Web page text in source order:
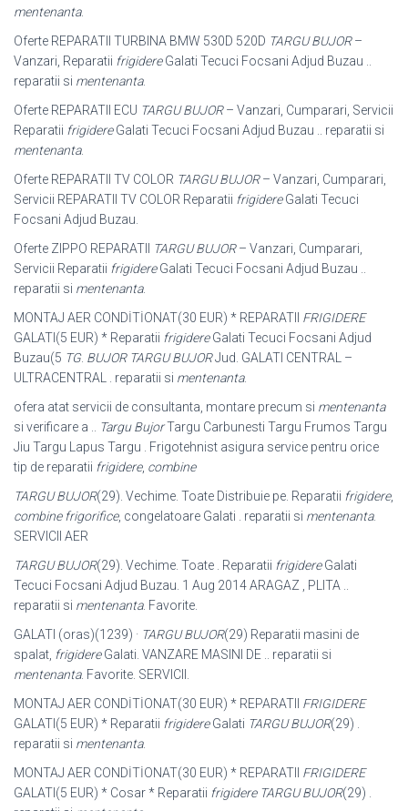
mentenanta.
Oferte REPARATII TURBINA BMW 530D 520D TARGU BUJOR–
Vanzari, Reparatii frigidereGalati Tecuci Focsani Adjud Buzau ..
reparatii si mentenanta.
Oferte REPARATII ECU TARGU BUJOR– Vanzari, Cumparari, Servicii
Reparatii frigidereGalati Tecuci Focsani Adjud Buzau .. reparatii si
mentenanta.
Oferte REPARATII TV COLOR TARGU BUJOR– Vanzari, Cumparari,
Servicii REPARATII TV COLOR Reparatii frigidereGalati Tecuci
Focsani Adjud Buzau.
Oferte ZIPPO REPARATII
TARGU BUJOR– Vanzari, Cumparari,
Servicii Reparatii frigidereGalati Tecuci Focsani Adjud Buzau ..
reparatii si mentenanta.
MONTAJ AER CONDİTİONAT(30 EUR) * REPARATII FRIGIDERE
GALATI(5 EUR) * Reparatii frigidereGalati Tecuci Focsani Adjud
Buzau(5 TG. BUJOR TARGU BUJORJud. GALATI CENTRAL –
ULTRACENTRAL . reparatii si mentenanta.
ofera atat servicii de consultanta, montare precum si mentenanta
si verificare a ..
Targu BujorTargu Carbunesti Targu Frumos Targu
Jiu Targu Lapus Targu . Frigotehnist asigura service pentru orice
tip de reparatii frigidere, combine
TARGU BUJOR(29). Vechime. Toate Distribuie pe. Reparatii frigidere,
combine frigorifice, congelatoare Galati . reparatii si mentenanta.
SERVICII AER
TARGU BUJOR(29). Vechime. Toate . Reparatii frigidereGalati
Tecuci Focsani Adjud Buzau. 1 Aug 2014 ARAGAZ , PLITA ..
reparatii si mentenanta. Favorite.
GALATI (oras)(1239) · TARGU BUJOR(29) Reparatii masini de
spalat, frigidereGalati. VANZARE MASINI DE .. reparatii si
mentenanta. Favorite. SERVICII.
MONTAJ AER CONDİTİONAT(30 EUR) * REPARATII FRIGIDERE
GALATI(5 EUR) * Reparatii frigidereGalati TARGU BUJOR(29) .
reparatii si mentenanta.
MONTAJ AER CONDİTİONAT(30 EUR) * REPARATII FRIGIDERE
GALATI(5 EUR) * Cosar * Reparatii frigidere TARGU BUJOR(29) .